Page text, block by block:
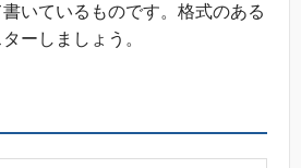
いているものです。格式のある
ーしましょう。